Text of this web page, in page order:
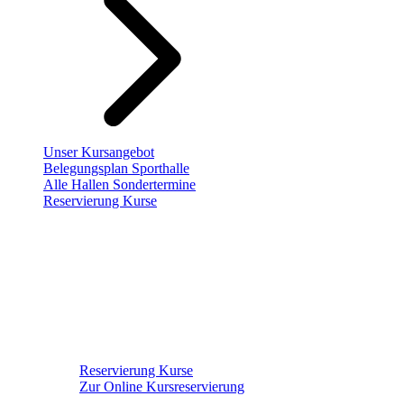
Unser Kursangebot
Belegungsplan Sporthalle
Alle Hallen Sondertermine
Reservierung Kurse
Reservierung Kurse
Zur Online Kursreservierung